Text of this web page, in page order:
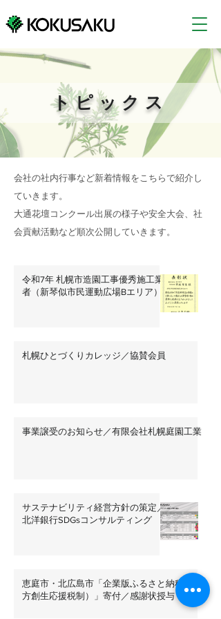
トピックス
会社の社内行事など新着情報をこちらで紹介し
ていきます。
大通花壇コンクール出展の様子や安全大会、社
会貢献活動など順次公開していきます。
令和7年 札幌市造園工事優秀施工業
者（新琴似市民運動広場Bエリア）
札幌ひとづくりカレッジ／協賛会員
事業譲受のお知らせ／有限会社札幌庭園工業
サステナビリティ経営方針の策定／
北洋銀行SDGsコンサルティング
恵庭市・北広島市「企業版ふるさと納税（地
方創生応援税制）」寄付／感謝状授与